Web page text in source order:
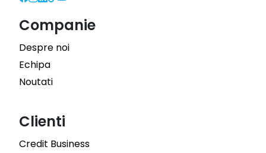
Companie
Despre noi
Echipa
Noutati
Clienti
Credit Business